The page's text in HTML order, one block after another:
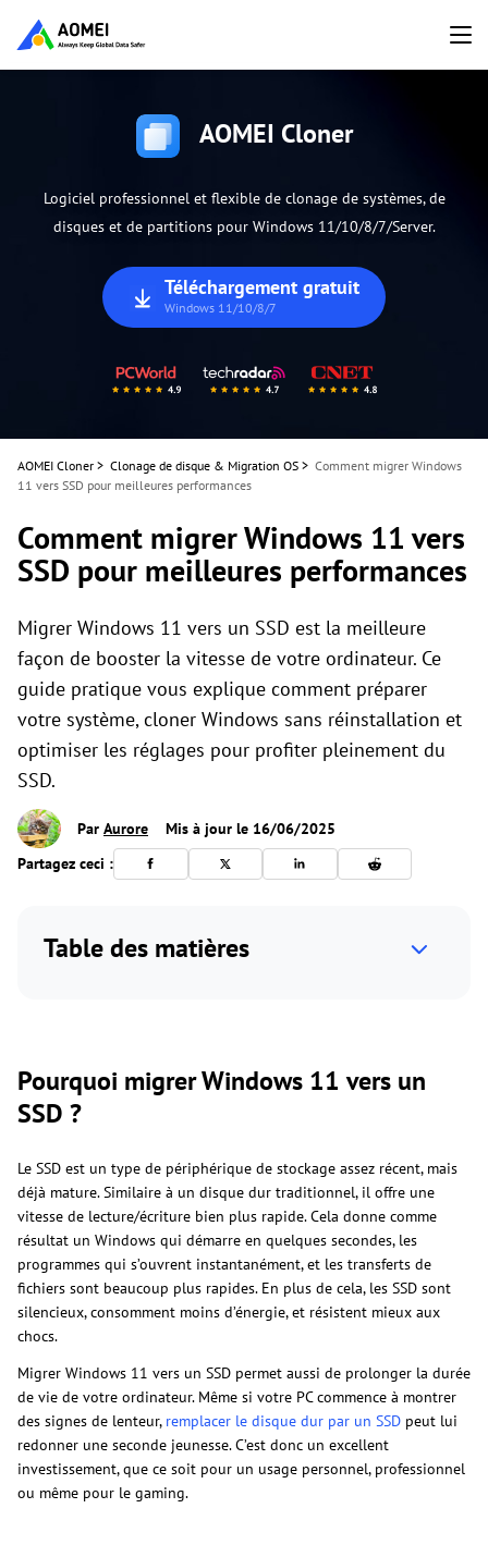
AOMEI Cloner
Logiciel professionnel et flexible de clonage de systèmes, de
disques et de partitions pour Windows 11/10/8/7/Server.
Téléchargement gratuit
Windows 11/10/8/7
AOMEI Cloner > Clonage de disque & Migration OS > Comment migrer Windows
11 vers SSD pour meilleures performances
Comment migrer Windows 11 vers
SSD pour meilleures performances
Migrer Windows 11 vers un SSD est la meilleure
façon de booster la vitesse de votre ordinateur. Ce
guide pratique vous explique comment préparer
votre système, cloner Windows sans réinstallation et
optimiser les réglages pour profiter pleinement du
SSD.
Par Aurore
Mis à jour le 16/06/2025
Partagez ceci :
Table des matières
Pourquoi migrer Windows 11 vers un
SSD ?
Le SSD est un type de périphérique de stockage assez récent, mais
déjà mature. Similaire à un disque dur traditionnel, il offre une
vitesse de lecture/écriture bien plus rapide. Cela donne comme
résultat un Windows qui démarre en quelques secondes, les
programmes qui s’ouvrent instantanément, et les transferts de
fichiers sont beaucoup plus rapides. En plus de cela, les SSD sont
silencieux, consomment moins d’énergie, et résistent mieux aux
chocs.
Migrer Windows 11 vers un SSD permet aussi de prolonger la durée
de vie de votre ordinateur. Même si votre PC commence à montrer
des signes de lenteur, remplacer le disque dur par un SSD peut lui
redonner une seconde jeunesse. C’est donc un excellent
investissement, que ce soit pour un usage personnel, professionnel
ou même pour le gaming.